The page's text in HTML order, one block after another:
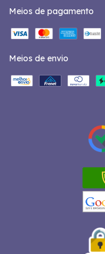
Meios de pagamento
Meios de envio